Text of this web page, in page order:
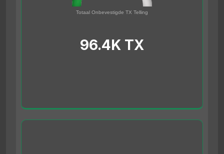
Totaal Onbevestigde TX Telling
0 500000
96.4K TX